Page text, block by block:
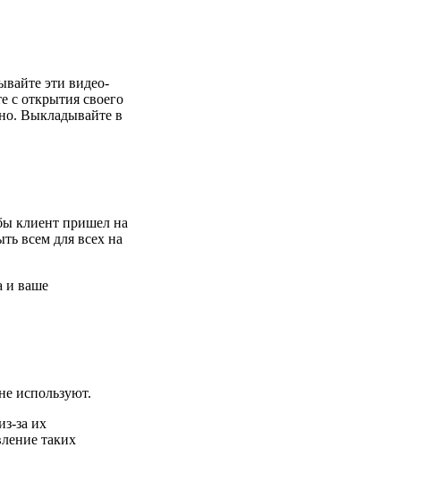
эти видео-
с открытия своего
Выкладывайте в
клиент пришел на
всем для всех на
и ваше
используют.
за их
таких